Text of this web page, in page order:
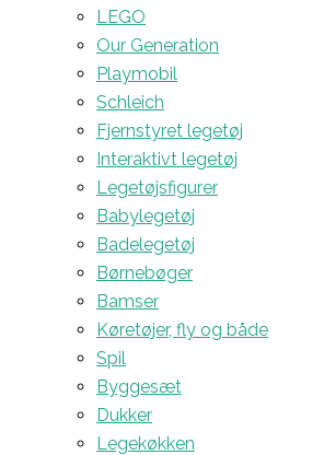
LEGO
Our Generation
Playmobil
Schleich
Fjernstyret legetøj
Interaktivt legetøj
Legetøjsfigurer
Babylegetøj
Badelegetøj
Børnebøger
Bamser
Køretøjer, fly og både
Spil
Byggesæt
Dukker
Legekøkken